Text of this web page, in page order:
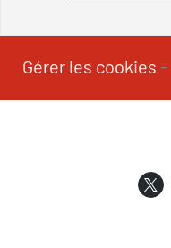
Gérer les cookies -